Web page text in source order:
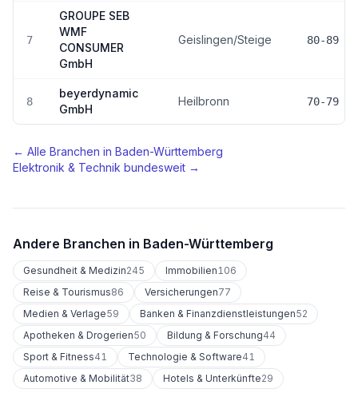
7
GROUPE SEB
WMF
CONSUMER
GmbH
Geislingen/Steige 80-89
8
beyerdynamic
GmbH
Heilbronn 70-79
← Alle Branchen in Baden-Württemberg
Elektronik & Technik bundesweit →
Andere Branchen in Baden-Württemberg
Gesundheit & Medizin245 Immobilien106
Reise & Tourismus86 Versicherungen77
Medien & Verlage59 Banken & Finanzdienstleistungen52
Apotheken & Drogerien50 Bildung & Forschung44
Sport & Fitness41 Technologie & Software41
Automotive & Mobilität38 Hotels & Unterkünfte29